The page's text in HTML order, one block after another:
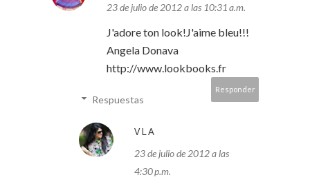
23 de julio de 2012 a las 10:31 a.m.
J'adore ton look!J'aime bleu!!!
Angela Donava
http://www.lookbooks.fr
Responder
Respuestas
VLA
23 de julio de 2012 a las
4:30 p.m.